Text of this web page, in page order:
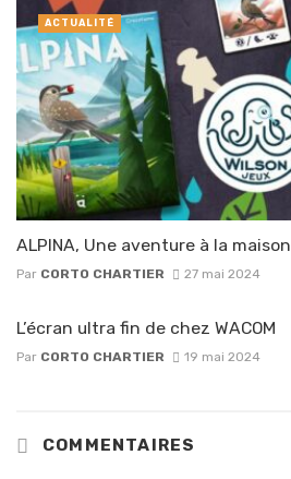
ALPINA, Une aventure à la maison
Par CORTO CHARTIER 27 mai 2024
ACTUALITÉ
L’écran ultra fin de chez WACOM
Par CORTO CHARTIER 19 mai 2024
COMMENTAIRES